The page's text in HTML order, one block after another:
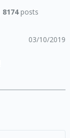
8174posts
03/10/2019